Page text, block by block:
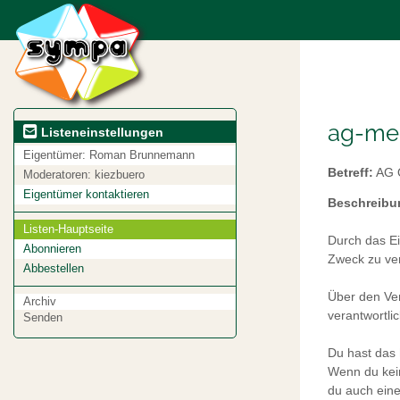
Listeneinstellungen
Eigentümer: Roman Brunnemann
Moderatoren: kiezbuero
Eigentümer kontaktieren
Listen-Hauptseite
Abonnieren
Abbestellen
Archiv
Senden
ag-
Betreff: AG
Durch das
Zweck zu
Über den
Du hast
Wenn du
du auch